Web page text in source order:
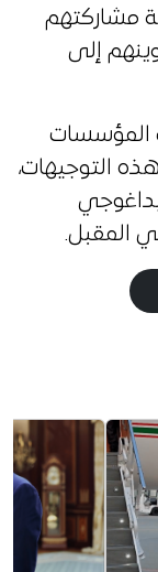
مشاركتهم
إلى
المؤسسات
التوجيهات،
المقبل.